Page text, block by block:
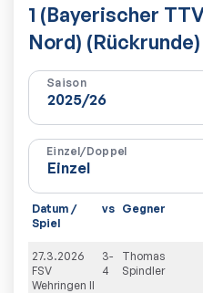
1 (Bayerischer
Nord) (Rückrunde)
Saison
Einzel/Doppel
Datum /
Spiel
vs Gegner
27.3.2026
FSV
Wehringen II
3-
4
Thomas
Spindler